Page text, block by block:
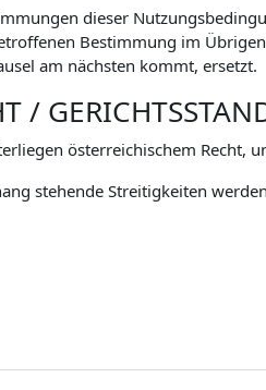
dieser
Bestimmung im
am nächsten kommt, ersetzt.
/
österreichischem Recht,
stehende Streitigkeiten